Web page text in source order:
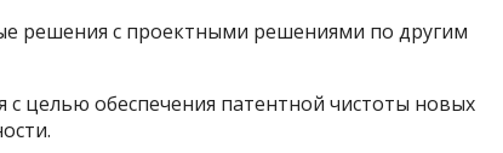
решения с проектными решениями по другим
с целью обеспечения патентной чистоты новых